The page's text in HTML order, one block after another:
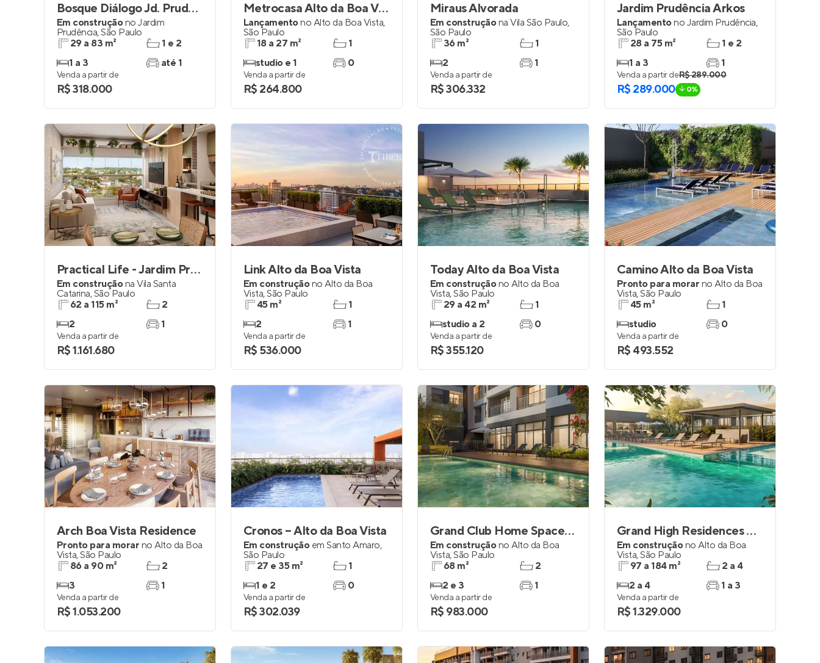
Bosque Diálogo Jd. Prudência
Em construçãono Jardim
Prudência,São Paulo
29 a 83 m²
1 a 3
1 e 2
até 1
Venda a partir de
R$ 318.000
Metrocasa Alto da Boa Vista
Lançamentono Alto da Boa Vista,
São Paulo
18 a 27 m²
studio e 1
1
0
Venda a partir de
R$ 264.800
Miraus Alvorada
Em construçãona Vila São Paulo,
São Paulo
36 m²
2
1
1
Venda a partir de
R$ 306.332
Jardim Prudência Arkos
Lançamentono Jardim Prudência,
São Paulo
28 a 75 m²
1 a 3
1 e 2
1
Venda a partir deR$ 289.000
R$ 289.000 0%
Practical Life - Jardim Prudência
Em construçãona Vila Santa
Catarina,São Paulo
62 a 115 m²
2
2
1
Venda a partir de
R$ 1.161.680
Link Alto da Boa Vista
Em construçãono Alto da Boa
Vista,São Paulo
45 m²
2
1
1
Venda a partir de
R$ 536.000
Today Alto da Boa Vista
Em construçãono Alto da Boa
Vista,São Paulo
29 a 42 m²
studio a 2
1
0
Venda a partir de
R$ 355.120
Camino Alto da Boa Vista
Pronto para morar no Alto da Boa
Vista,São Paulo
45 m²
studio
1
0
Venda a partir de
R$ 493.552
Arch Boa Vista Residence
Pronto para morar no Alto da Boa
Vista,São Paulo
86 a 90 m²
3
2
1
Venda a partir de
R$ 1.053.200
Cronos – Alto da Boa Vista
Em construção em Santo Amaro,
São Paulo
27 e 35 m²
1 e 2
1
0
Venda a partir de
R$ 302.039
Grand Club Home Spaces Alto da Boa Vista
Em construçãono Alto da Boa
Vista,São Paulo
68 m²
2 e 3
2
1
Venda a partir de
R$ 983.000
Grand High Residences Alto da Boa Vista
Em construçãono Alto da Boa
Vista,São Paulo
97 a 184 m²
2 a 4
2 a 4
1 a 3
Venda a partir de
R$ 1.329.000